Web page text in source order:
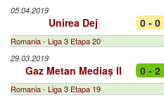
05.04.2019
Unirea Dej 0 - 0
Romania - Liga 3 Etapa 20
29.03.2019
Gaz Metan Mediaș II 0 - 2
Romania - Liga 3 Etapa 19